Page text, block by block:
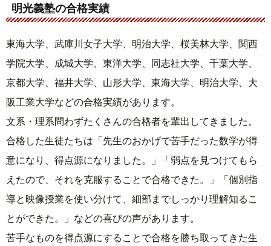
明光義塾の合格実績
東海大学、武庫川女子大学、明治大学、桜美林大学、関西
学院大学、成城大学、東洋大学、同志社大学、千葉大学、
京都大学、福井大学、山形大学、東海大学、明治大学、大
阪工業大学などの合格実績があります。
文系・理系問わずたくさんの合格者を輩出してきました。
合格した生徒たちは「先生のおかげで苦手だった数学が得
意になり、得点源になりました。」「弱点を見つけてもら
えたので、それを克服することで合格できた。」「個別指
導と映像授業を使い分けて、細部までしっかり理解知るこ
とができた。」などの喜びの声があります。
苦手なものを得点源にすることで合格を勝ち取ってきた生